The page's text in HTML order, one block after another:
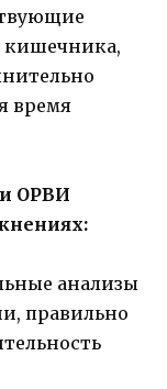
кишечника,
время
ОРВИ
анализы
правильно